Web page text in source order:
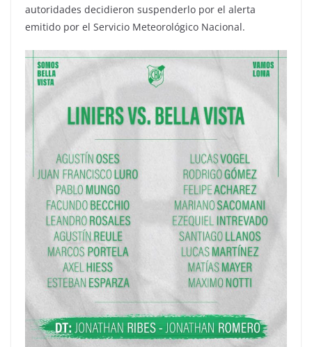
autoridades decidieron suspenderlo por el alerta
emitido por el Servicio Meteorológico Nacional.